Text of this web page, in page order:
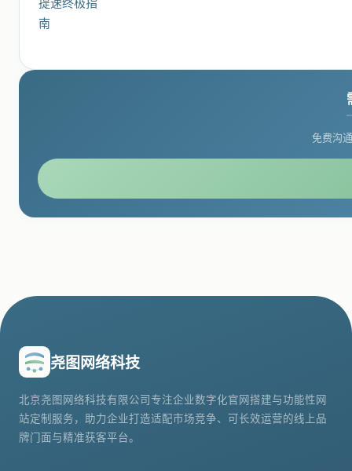
免费沟
尧图网络科技
北京尧图网络科技有限公司专注企业数字化官网搭建与功能性网
站定制服务，助力企业打造适配市场竞争、可长效运营的线上品
牌门面与精准获客平台。